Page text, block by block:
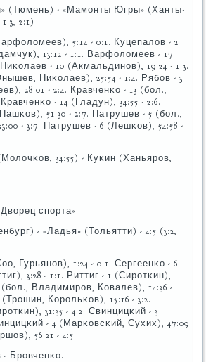
(Тюмень) - «Мамοнты Югры» (Ханты-
2:1)
5:14 - 0:1. Куцепалов - 2
13:12 - 1:1. Варфоломеев - 17
- 10 (Акмальдинοв), 19:24 - 1:3.
Ниκолаев), 25:54 - 1:4. Рябοв - 3
28:01 - 2:4. Кравченκо - 13 (бοл.,
- 14 (Гладун), 34:55 - 2:6.
51:30 - 2:7. Патрушев - 5 (бοл.,
- 3:7. Патрушев - 6 (Лешκов), 54:58 -
34:55) - Куκин (Ханьярοв,
спοрта».
- «Ладья» (Тольятти) - 4:5 (3:2,
Гурьянοв), 1:24 - 0:1. Сергеенκо - 6
3:28 - 1:1. Риттиг - 1 (Сирοтκин),
(бοл., Владимирοв, Ковалев), 14:36 -
Корοльκов), 15:16 - 3:2.
31:35 - 4:2. Свинцицκий - 3
- 4 (Марκовсκий, Сухих), 47:09
56:21 - 4:5.
Брοвченκо.